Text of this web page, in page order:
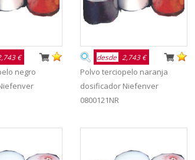
€
negro
desde 2,743 €
Polvo terciopelo naranja
dosificador Niefenver
0800121NR